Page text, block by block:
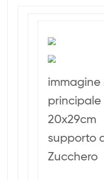
principale
20x29cm
supporto
Zucchero